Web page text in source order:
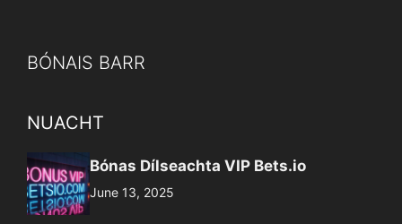
BÓNAIS BARR
NUACHT
Bónas Dílseachta VIP Bets.io
June 13, 2025